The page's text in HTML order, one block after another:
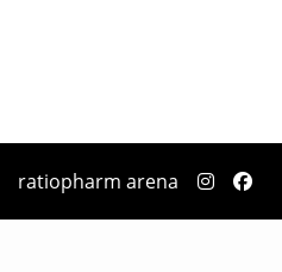
ratiopharm arena